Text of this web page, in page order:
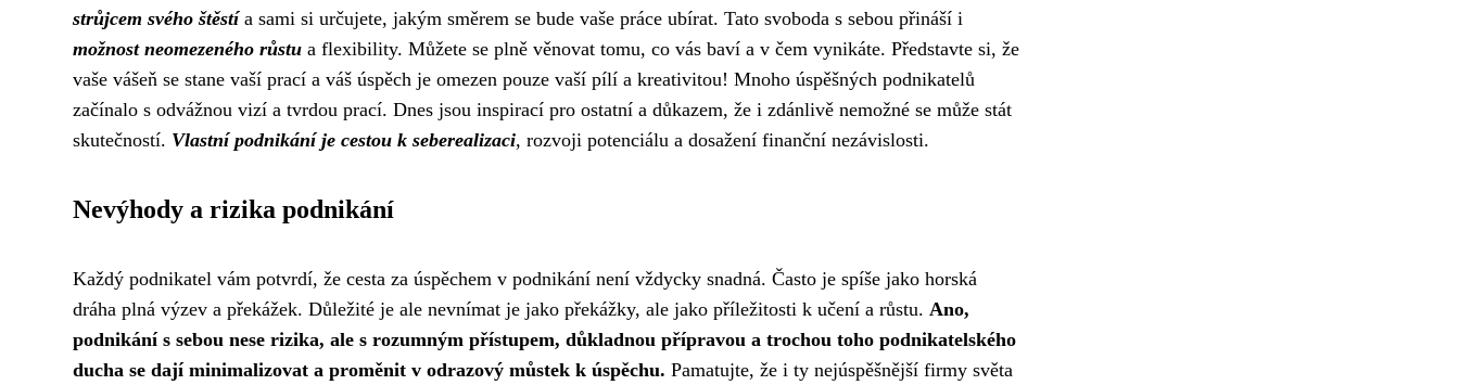
strůjcem svého štěstía sami si určujete, jakým směrem se bude vaše práce ubírat. Tato svoboda s sebou přináší i
možnost neomezeného růstu a flexibility. Můžete se plně věnovat tomu, co vás baví a v čem vynikáte. Představte si, že
vaše vášeň se stane vaší prací a váš úspěch je omezen pouze vaší pílí a kreativitou! Mnoho úspěšných podnikatelů
začínalo s odvážnou vizí a tvrdou prací. Dnes jsou inspirací pro ostatní a důkazem, že i zdánlivě nemožné se může stát
skutečností. Vlastní podnikání je cestou k seberealizaci, rozvoji potenciálu a dosažení finanční nezávislosti.
Nevýhody a rizika podnikání
Každý podnikatel vám potvrdí, že cesta za úspěchem v podnikání není vždycky snadná. Často je spíše jako horská
dráha plná výzev a překážek. Důležité je ale nevnímat je jako překážky, ale jako příležitosti k učení a růstu. Ano,
podnikání s sebou nese rizika, ale s rozumným přístupem, důkladnou přípravou a trochou toho podnikatelského
ducha se dají minimalizovat a proměnit v odrazový můstek k úspěchu. Pamatujte, že i ty nejúspěšnější firmy světa